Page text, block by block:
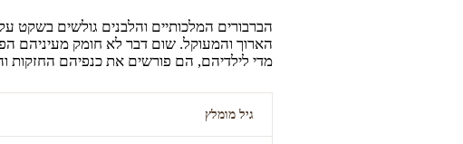
הברבורים המלכותיים והלבנים גולשים בשקט
הארוך והמעוקל. שום דבר לא חומק מעיניהם
מדי לילדיהם, הם פורשים את כנפיהם החזקות
גיל מומלץ